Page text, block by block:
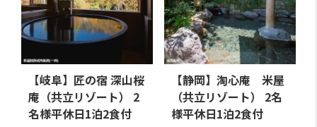
【岐阜】匠の宿 深山桜
庵（共立リゾート） 2
名様平休日1泊2食付
【静岡】淘心庵 米屋
（共立リゾート） 2名
様平休日1泊2食付